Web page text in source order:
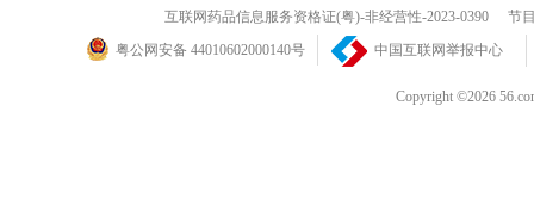
互联网药品信息服务资格证(粤)-非经营性-2023-0390
节
粤公网安备 44010602000140号
中国互联网举报中心
Copyright ©2026